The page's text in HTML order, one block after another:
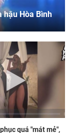
hậu Hòa Bình
quá "mát mẻ",